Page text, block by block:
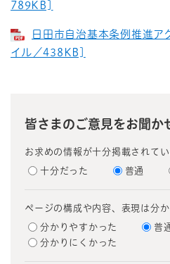
789KB]
日田市自治基本条例推進
イル／438KB]
皆さまのご意見をお聞か
お求めの情報が十分掲載されてい
十分だった 普通
ページの構成や内容、表現は分
分かりやすかった
普
分かりにくかった